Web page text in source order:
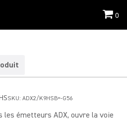
0
SKU: ADX2/K9HSB=-G56
les émetteurs ADX, ouvre la voie